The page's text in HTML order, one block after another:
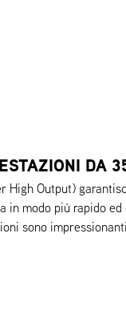
DA
High Output)
in modo più rapido
sono